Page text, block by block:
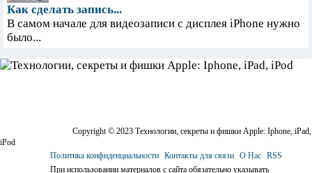
Как сделать запись...
В самом начале для видеозаписи с дисплея iPhone нужно
было...
Copyright © 2023 Технологии, секреты и фишки Apple: Iphone, iPad,
iPod
Политика конфиденциальности Контакты для связи О Нас RSS
При использовании материалов с сайта обязательно указывать